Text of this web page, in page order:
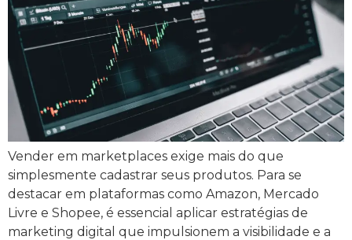
Vender em marketplaces exige mais do que
simplesmente cadastrar seus produtos. Para se
destacar em plataformas como Amazon, Mercado
Livre e Shopee, é essencial aplicar estratégias de
marketing digital que impulsionem a visibilidade e a